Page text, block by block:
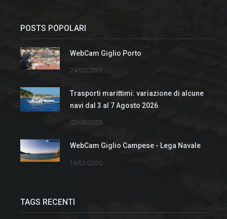
POSTS POPOLARI
WebCam Giglio Porto
24/02/2010
Trasporti marittimi: variazione di alcune
navi dal 3 al 7 Agosto 2026
02/08/2026
WebCam Giglio Campese - Lega Navale
16/01/2020
TAGS RECENTI